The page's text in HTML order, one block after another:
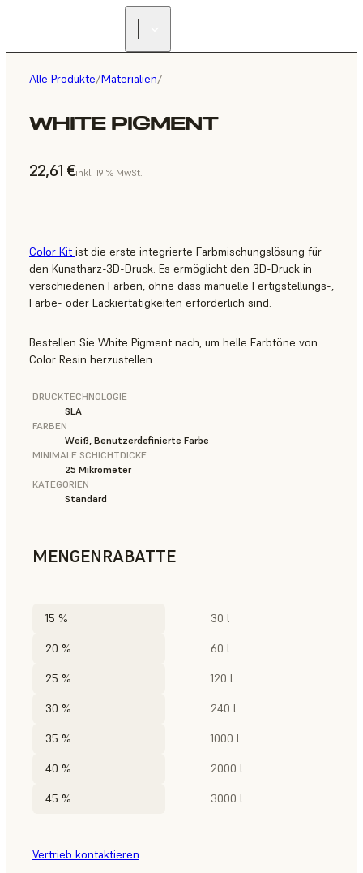
Alle Produkte/Materialien/
WHITE PIGMENT
22,61 €inkl. 19 % MwSt.
Color Kit ist die erste integrierte Farbmischungslösung für
den Kunstharz-3D-Druck. Es ermöglicht den 3D-Druck in
verschiedenen Farben, ohne dass manuelle Fertigstellungs-,
Färbe- oder Lackiertätigkeiten erforderlich sind.
Bestellen Sie White Pigment nach, um helle Farbtöne von
Color Resin herzustellen.
DRUCKTECHNOLOGIE
SLA
FARBEN
Weiß, Benutzerdefinierte Farbe
MINIMALE SCHICHTDICKE
25 Mikrometer
KATEGORIEN
Standard
MENGENRABATTE
15 % 30 l
20 % 60 l
25 % 120 l
30 % 240 l
35 % 1000 l
40 % 2000 l
45 % 3000 l
Vertrieb kontaktieren